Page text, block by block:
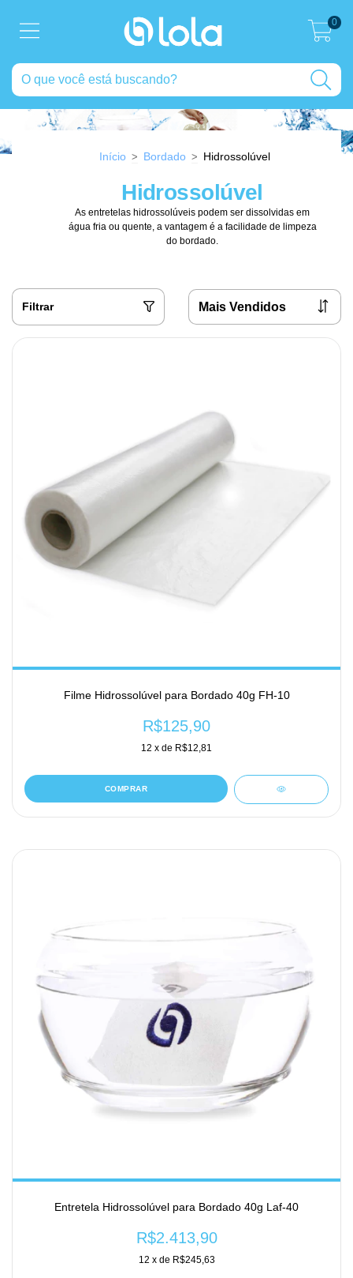
0
Início > Bordado > Hidrossolúvel
Hidrossolúvel
As entretelas hidrossolúveis podem ser dissolvidas em
água fria ou quente, a vantagem é a facilidade de limpeza
do bordado.
Filtrar
Filme Hidrossolúvel para Bordado 40g FH-10
R$125,90
12 x de R$12,81
COMPRAR
Entretela Hidrossolúvel para Bordado 40g Laf-40
R$2.413,90
12 x de R$245,63